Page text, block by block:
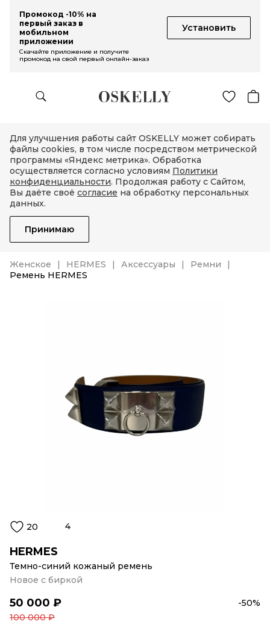
Промокод -10% на
первый заказ в
мобильном
приложении
Установить
Скачайте приложение и получите
промокод на свой первый онлайн-заказ
Для улучшения работы сайт OSKELLY может собирать
файлы cookies, в том числе посредством метрической
программы «Яндекс метрика». Обработка
осуществляется согласно условиям Политики
конфиденциальности. Продолжая работу с Сайтом,
Вы даёте своё согласие на обработку персональных
данных.
Принимаю
Женское HERMES Аксессуары
Ремни
Ремень HERMES
20 4
HERMES
Темно-синий кожаный ремень
Новое с биркой
50 000 ₽
-50%
100 000 ₽